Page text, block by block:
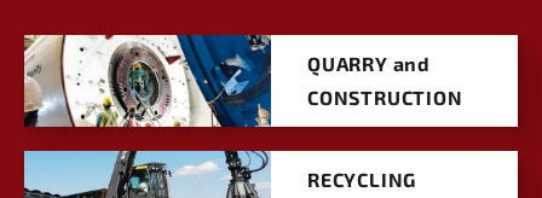
QUARRY and
CONSTRUCTION
RECYCLING